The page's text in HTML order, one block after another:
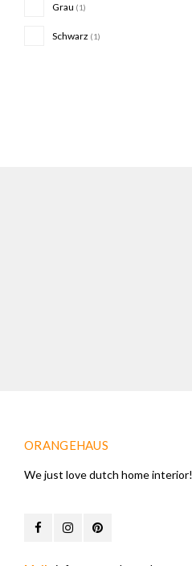
Grau (1)
Schwarz (1)
ORANGEHAUS
We just love dutch home interior!